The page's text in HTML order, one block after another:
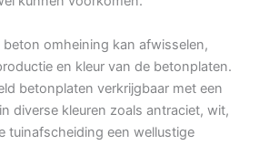
beton omheining kan afwisselen,
en kleur van de betonplaten.
betonplaten verkrijgbaar met een
diverse kleuren zoals antraciet, wit,
tuinafscheiding een wellustige